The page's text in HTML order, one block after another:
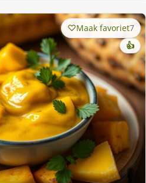
Maak favoriet7
👍